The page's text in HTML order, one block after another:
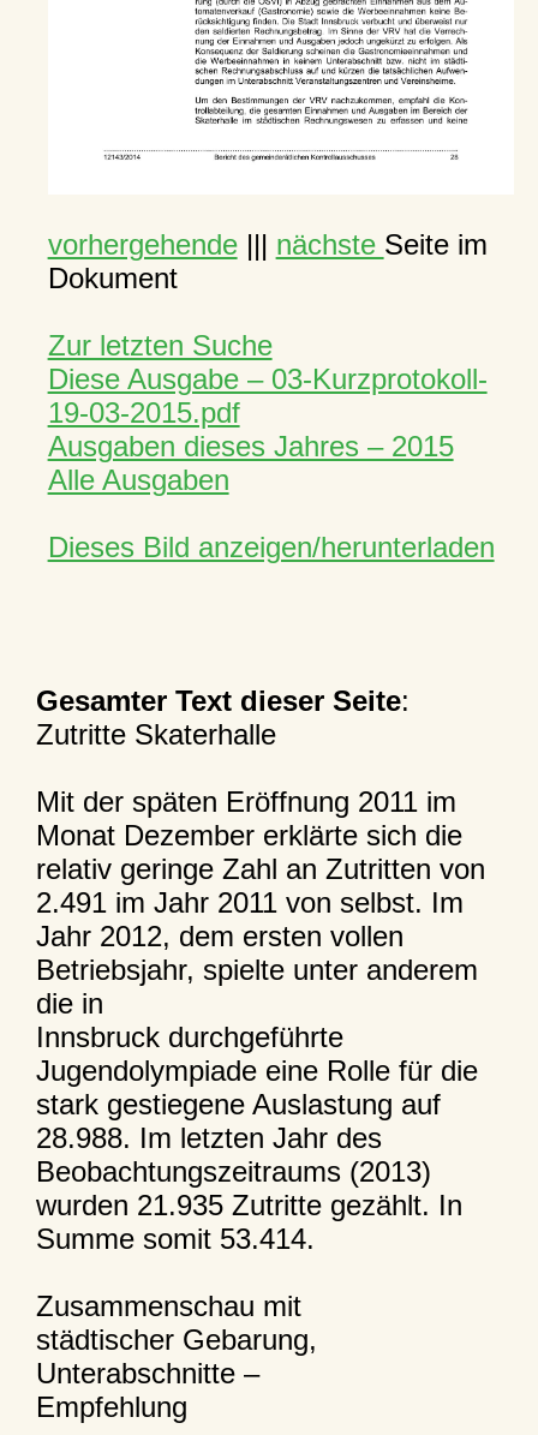
vorhergehende||| nächste Seite im
Dokument
Zur letzten Suche
Diese Ausgabe – 03-Kurzprotokoll-
19-03-2015.pdf
Ausgaben dieses Jahres – 2015
Alle Ausgaben
Dieses Bild anzeigen/herunterladen
Gesamter Text dieser Seite:
Zutritte Skaterhalle
Mit der späten Eröffnung 2011 im
Monat Dezember erklärte sich die
relativ geringe Zahl an Zutritten von
2.491 im Jahr 2011 von selbst. Im
Jahr 2012, dem ersten vollen
Betriebsjahr, spielte unter anderem
die in
Innsbruck durchgeführte
Jugendolympiade eine Rolle für die
stark gestiegene Auslastung auf
28.988. Im letzten Jahr des
Beobachtungszeitraums (2013)
wurden 21.935 Zutritte gezählt. In
Summe somit 53.414.
Zusammenschau mit
städtischer Gebarung,
Unterabschnitte –
Empfehlung